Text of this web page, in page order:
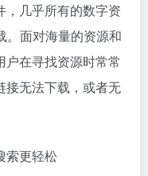
，几乎所有的数字资
。面对海量的资源和
户在寻找资源时常常
接无法下载，或者无